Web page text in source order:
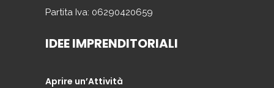
Partita Iva: 06290420659
IDEE IMPRENDITORIALI
Aprire un’Attività